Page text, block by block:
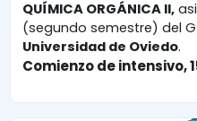
QUÍMICA ORGÁNICA II,
(segundo semestre) del G
Universidad de Oviedo.
Comienzo de intensivo,